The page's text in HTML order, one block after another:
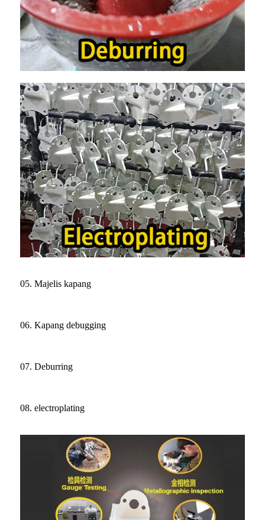
05. Majelis kapang
06. Kapang debugging
07. Deburring
08. electroplating